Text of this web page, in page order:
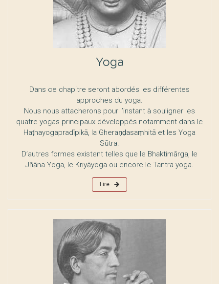
Yoga
Dans ce chapitre seront abordés les différentes
approches du yoga.
Nous nous attacherons pour l’instant à souligner les
quatre yogas principaux développés notamment dans le
Haṭhayogapradīpikā, la Gheraṇḍasaṃhitā et les Yoga
Sūtra.
D’autres formes existent telles que le Bhaktimārga, le
Jñāna Yoga, le Kriyāyoga ou encore le Tantra yoga.
Lire